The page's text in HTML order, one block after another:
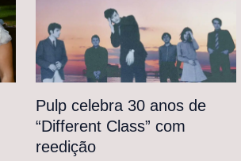
Pulp celebra 30 anos de
“Different Class” com
reedição